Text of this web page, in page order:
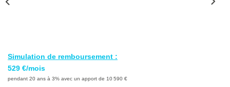
SERVICES
Ventes-Locations
Simulation de remboursement :
529 €/mois
pendant 20 ans à 3% avec un apport de 10 590 €